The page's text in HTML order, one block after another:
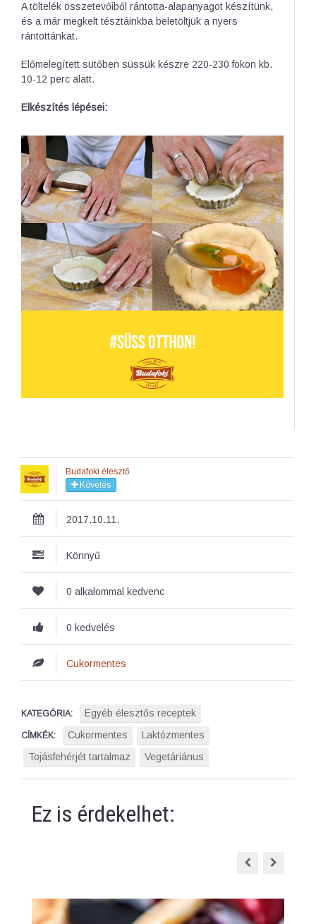
A töltelék összetevőiből rántotta-alapanyagot készítünk,
és a már megkelt tésztáinkba beletöltjük a nyers
rántottánkat.
Előmelegített sütőben süssük készre 220-230 fokon kb.
10-12 perc alatt.
Elkészítés lépései:
Budafoki élesztő
Követés
2017.10.11.
Könnyű
0 alkalommal kedvenc
0 kedvelés
Cukormentes
KATEGÓRIA: Egyéb élesztős receptek
CÍMKÉK: Cukormentes
Laktózmentes
Tojásfehérjét tartalmaz
Vegetáriánus
Ez is érdekelhet: